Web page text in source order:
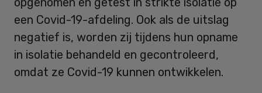
een Covid-19-afdeling. Ook als de uitslag
negatief is, worden zij tijdens hun opname
in isolatie behandeld en gecontroleerd,
omdat ze Covid-19 kunnen ontwikkelen.